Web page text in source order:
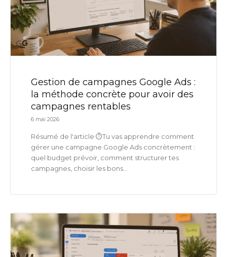
Gestion de campagnes Google Ads :
la méthode concrète pour avoir des
campagnes rentables
6 mai 2026
Résumé de l'article ⏱️Tu vas apprendre comment
gérer une campagne Google Ads concrètement :
quel budget prévoir, comment structurer tes
campagnes, choisir les bons...